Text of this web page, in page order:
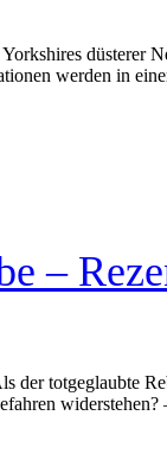
düsterer
werden in
–
totgeglaubte